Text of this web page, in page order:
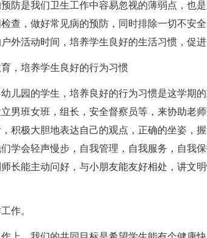
防是我们卫生工作中容易忽视的薄弱点，也
查，做好常见病的预防，同时排除一切不安
外活动时间，培养学生良好的生活习惯，促进
，培养学生良好的行为习惯
儿园的学生，培养良好的行为习惯是这学期
男班女班，组长，安全督察员等，来协助老
积极大胆地表达自己的观点，正确的坐姿，
学会轻声慢步，自我管理，自我服务，自我
长能主动问好，与小朋友能友好相处，讲文
作。